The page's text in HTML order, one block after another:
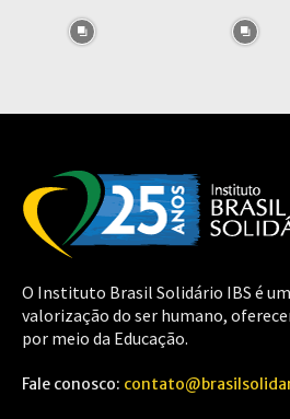
O Instituto Brasil Solidário IBS é
valorização do ser humano,
por meio da Educação.
Fale conosco: